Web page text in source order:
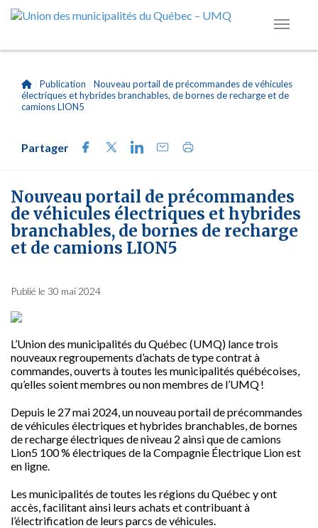
Publication
Nouveau portail de précommandes de véhicules
électriques et hybrides branchables, de bornes de recharge et de
camions LION5
Partager
Nouveau portail de précommandes
de véhicules électriques et hybrides
branchables, de bornes de recharge
et de camions LION5
Publié le 30 mai 2024
L’Union des municipalités du Québec (UMQ) lance trois
nouveaux regroupements d’achats de type contrat à
commandes, ouverts à toutes les municipalités québécoises,
qu’elles soient membres ou non membres de l’UMQ !
Depuis le 27 mai 2024, un nouveau portail de précommandes
de véhicules électriques et hybrides branchables, de bornes
de recharge électriques de niveau 2 ainsi que de camions
Lion5 100 % électriques de la Compagnie Électrique Lion est
en ligne.
Les municipalités de toutes les régions du Québec y ont
accès, facilitant ainsi leurs achats et contribuant à
l’électrification de leurs parcs de véhicules.